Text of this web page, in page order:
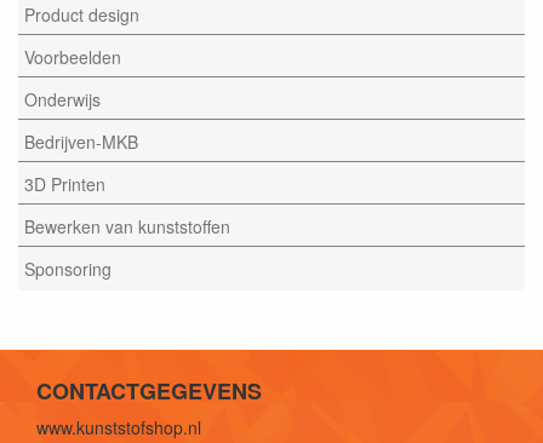
Product design
Voorbeelden
Onderwijs
Bedrijven-MKB
3D Printen
Bewerken van kunststoffen
Sponsoring
CONTACTGEGEVENS
www.kunststofshop.nl